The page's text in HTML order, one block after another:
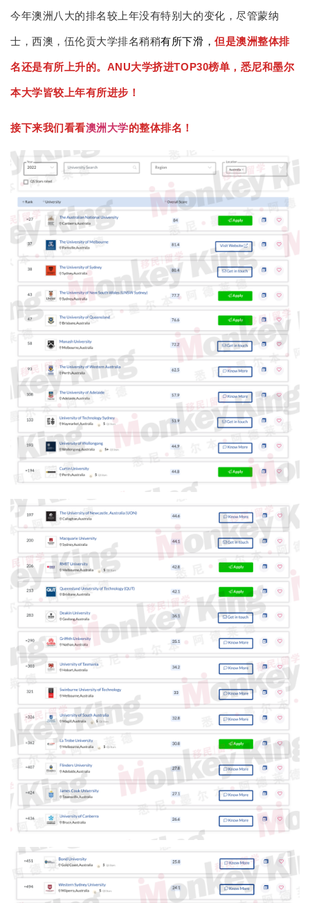
今年澳洲八大的排名较上年没有特别大的变化，尽管蒙纳
士，西澳，伍伦贡大学排名稍稍有所下滑，但是澳洲整体排
名还是有所上升的。 ANU大学挤进TOP30榜单，悉尼和墨尔
本大学皆较上年有所进步！
接下来我们看看澳洲大学的整体排名！